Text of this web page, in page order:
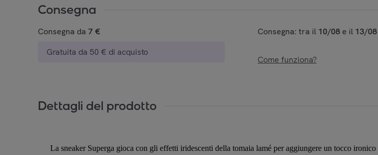
Consegna
Consegna da 7 €
Gratuita da 50 € di acquisto
Consegna: tra il 10/08 e il 13/08
Come funziona?
Dettagli del prodotto
La sneaker Superga gioca con gli effetti iridescenti della tomaia lamé per aggiungere un tocco